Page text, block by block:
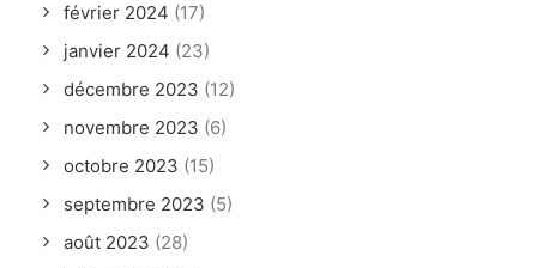
février 2024 (17)
janvier 2024 (23)
décembre 2023 (12)
novembre 2023 (6)
octobre 2023 (15)
septembre 2023 (5)
août 2023 (28)